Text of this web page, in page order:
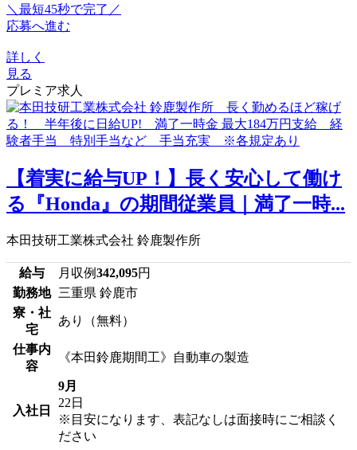
＼最短45秒で完了／
応募へ進む
詳しく
見る
プレミア求人
【着実に給与UP！】長く安心して働け
る『Honda』の期間従業員｜満了一時...
本田技研工業株式会社 鈴鹿製作所
給与 月収例342,095円
勤務地 三重県 鈴鹿市
寮・社
宅
あり（無料）
仕事内
容
《本田鈴鹿期間工》自動車の製造
入社日
9月
22日
※目安になります、表記なしは面接時にご相談く
ださい